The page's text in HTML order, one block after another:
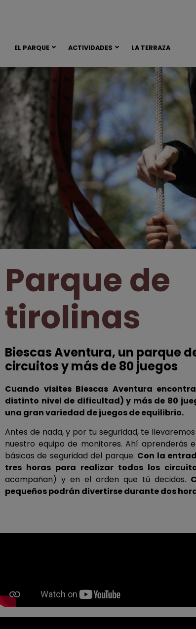
EL PARQUE ACTIVIDADES LA TERRAZA
Parque de
tirolinas
Biescas Aventura, un parque
circuitos y más de 80 juegos
Cuando visites Biescas Aventura
distinto nivel de dificultad) y más de 80
una gran variedad de juegos de equilibrio.
Antes de nada, y por tu seguridad, te
nuestro equipo de monitores. Ahí aprenderás
básicas de seguridad del parque. Con la
tres horas para realizar todos los
acompañan) y en el orden que tú decidas.
pequeños podrán divertirse durante dos